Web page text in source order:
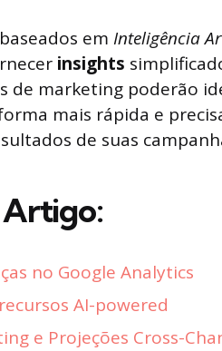
em Inteligência
insights
de marketing poderão
mais rápida e
de suas
Artigo:
no Google Analytics
AI-powered
e Projeções Cross-